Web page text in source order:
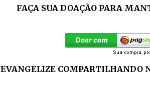
FAÇA SUA DOAÇÃO PARA
EVANGELIZE COMPARTILHANDO